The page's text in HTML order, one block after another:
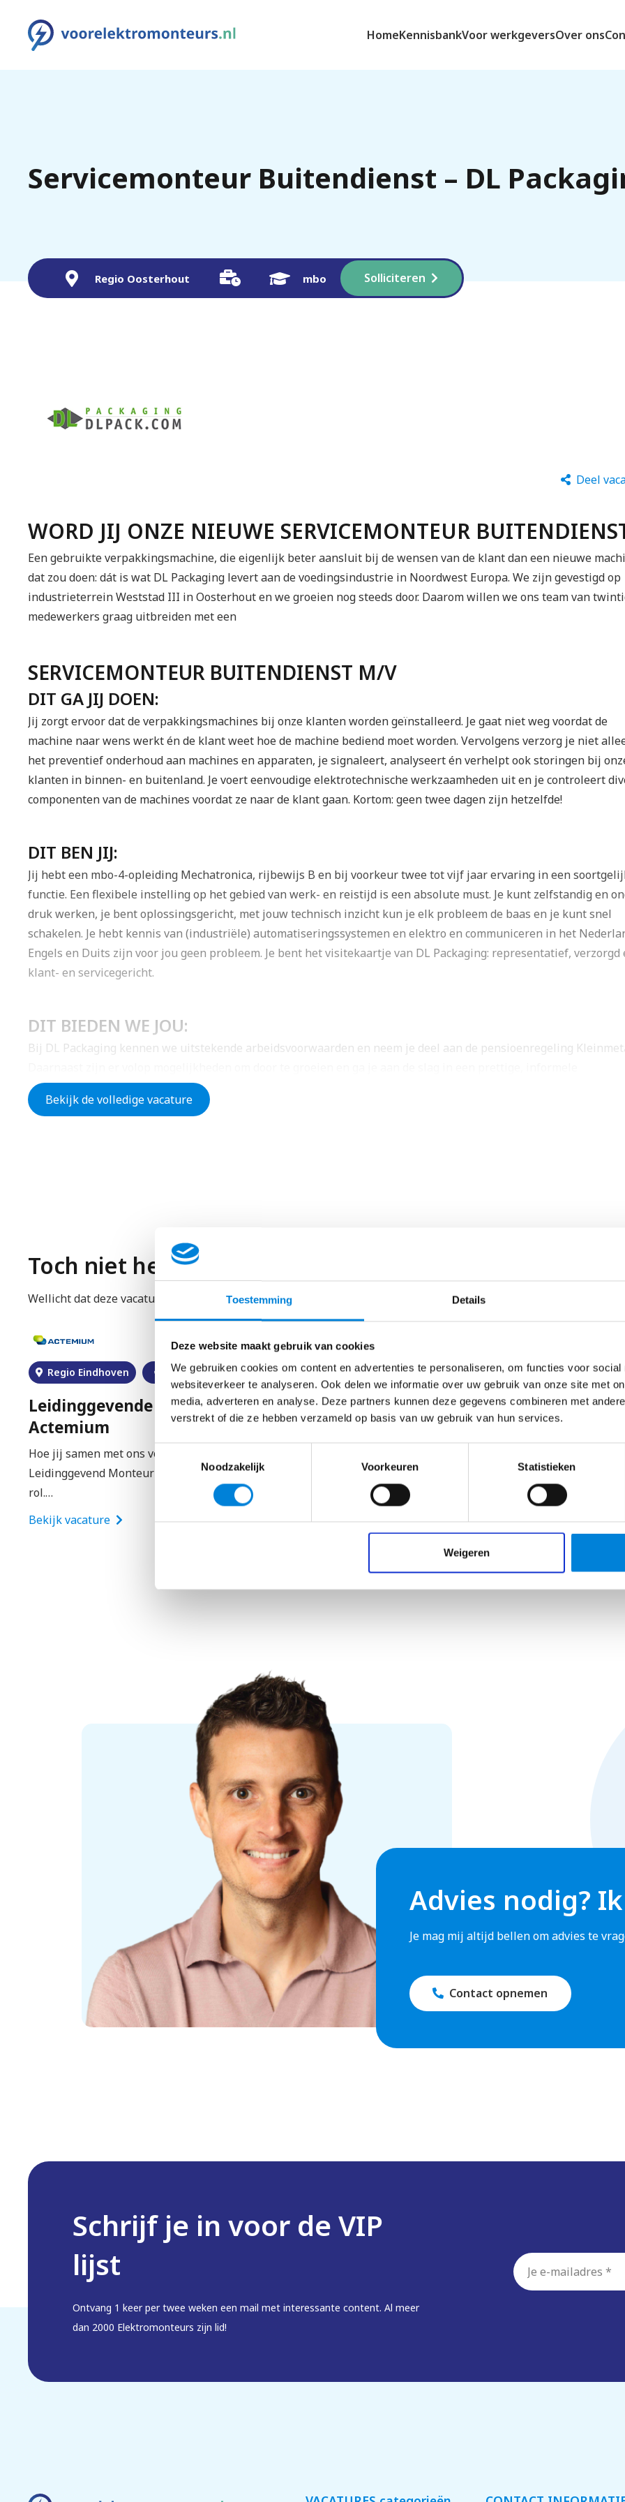
Toestemming Details
Deze website maakt gebruik van cookies
We gebruiken cookies om content en advertenties te personaliseren, om functies voor social
websiteverkeer te analyseren. Ook delen we informatie over uw gebruik van onze site met
media, adverteren en analyse. Deze partners kunnen deze gegevens combineren met
verstrekt of die ze hebben verzameld op basis van uw gebruik van hun services.
Toestemmingsselectie
Noodzakelijk
Voorkeuren Statistieken
Weigeren
HomeKennisbankVoor werkgeversOver ons
Servicemonteur Buitendienst – DL
Regio Oosterhout mbo Solliciteren
Deel
WORD JIJ ONZE NIEUWE SERVICEMONTEUR
Een gebruikte verpakkingsmachine, die eigenlijk beter aansluit bij de wensen van de klant dan een nieuwe
dat zou doen: dát is wat DL Packaging levert aan de voedingsindustrie in Noordwest Europa. We zijn gevestigd op
industrieterrein Weststad III in Oosterhout en we groeien nog steeds door. Daarom willen we ons team van
medewerkers graag uitbreiden met een
SERVICEMONTEUR BUITENDIENST M/V
DIT GA JIJ DOEN:
Jij zorgt ervoor dat de verpakkingsmachines bij onze klanten worden geïnstalleerd. Je gaat niet weg voordat de
machine naar wens werkt én de klant weet hoe de machine bediend moet worden. Vervolgens verzorg je niet
het preventief onderhoud aan machines en apparaten, je signaleert, analyseert én verhelpt ook storingen bij
klanten in binnen- en buitenland. Je voert eenvoudige elektrotechnische werkzaamheden uit en je controleert
componenten van de machines voordat ze naar de klant gaan. Kortom: geen twee dagen zijn hetzelfde!
DIT BEN JIJ:
Jij hebt een mbo-4-opleiding Mechatronica, rijbewijs B en bij voorkeur twee tot vijf jaar ervaring in een
functie. Een flexibele instelling op het gebied van werk- en reistijd is een absolute must. Je kunt zelfstandig en
druk werken, je bent oplossingsgericht, met jouw technisch inzicht kun je elk probleem de baas en je kunt snel
schakelen. Je hebt kennis van (industriële) automatiseringssystemen en elektro en communiceren in het
Engels en Duits zijn voor jou geen probleem. Je bent het visitekaartje van DL Packaging: representatief, verzorgd
klant- en servicegericht.
DIT BIEDEN WE JOU:
Bij DL Packaging kennen we uitstekende arbeidsvoorwaarden en neem je deel aan de pensioenregeling
werkomgeving.
Bekijk de volledige vacature
Toch niet helemaal wat je in gedachten had?
Wellicht dat deze vacatures wat beter bij je aansluiten
€4500
–
gaat Als
een coördinerende
Helmond €2500 – €4500
Service Engineer – Big Ass Battery
Wat ga je doen als Service Engineer?Onze ambities
zijn BIG en in de komende jaren gaan wij…
Bekijk vacature
Regio Tilburg, Rotterdam
(Leerlig)
ERCO heeft een
zich ontwikkeld tot specialist
Bekijk vacature
Advies nodig?
Je mag mij altijd bellen om advies te
Contact opnemen
Schrijf je in voor de VIP
lijst
Ontvang 1 keer per twee weken een mail met interessante content. Al meer
dan 2000 Elektromonteurs zijn lid!
E-
mailadres